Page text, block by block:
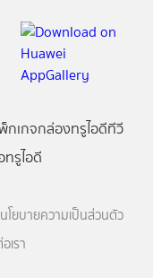
กเกจกล่องทรูไอดีทีวี
ทรูไอดี
นโยบายความเป็นส่วนตัว
เรา